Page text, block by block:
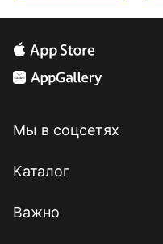
Мы в соцсетях
Каталог
Важно